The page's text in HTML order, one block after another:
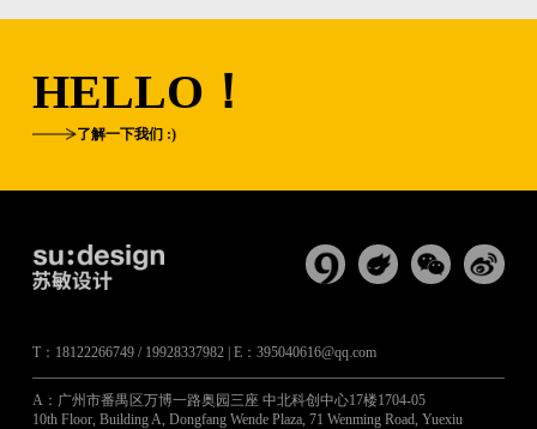
HELLO！
了解一下我们 :)
T：18122266749 / 19928337982 | E：395040616@qq.com
A：广州市番禺区万博一路奥园三座 中北科创中心17楼1704-05
10th Floor, Building A, Dongfang Wende Plaza, 71 Wenming Road, Yuexiu